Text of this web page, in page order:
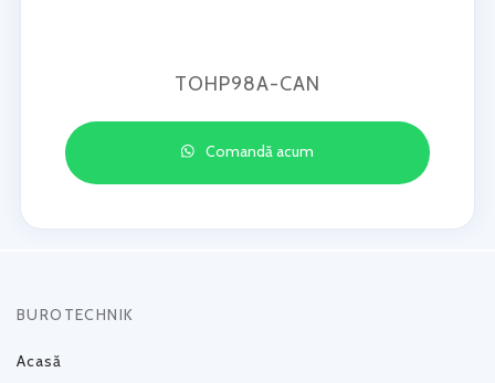
TOHP98A-CAN
Comandă acum
BUROTECHNIK
Acasă